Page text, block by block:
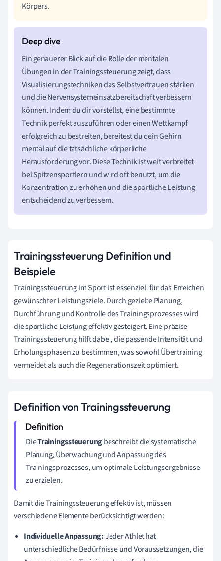
Körpers.
Ein genauerer Blick auf die Rolle der mentalen
Übungen in der Trainingssteuerung zeigt, dass
Visualisierungstechniken das Selbstvertrauen stärken
und die Nervensystemeinsatzbereitschaft verbessern
können. Indem du dir vorstellst, eine bestimmte
Technik perfekt auszuführen oder einen Wettkampf
erfolgreich zu bestreiten, bereitest du dein Gehirn
mental auf die tatsächliche körperliche
Herausforderung vor. Diese Technik ist weit verbreitet
bei Spitzensportlern und wird oft benutzt, um die
Konzentration zu erhöhen und die sportliche Leistung
entscheidend zu verbessern.
Trainingssteuerung Definition und
Beispiele
Trainingssteuerung im Sport ist essenziell für das Erreichen
gewünschter Leistungsziele. Durch gezielte Planung,
Durchführung und Kontrolle des Trainingsprozesses wird
die sportliche Leistung effektiv gesteigert. Eine präzise
Trainingssteuerung hilft dabei, die passende Intensität und
Erholungsphasen zu bestimmen, was sowohl Übertraining
vermeidet als auch die Regenerationszeit optimiert.
Definition von Trainingssteuerung
DieTrainingssteuerungbeschreibt die systematische
Planung, Überwachung und Anpassung des
Trainingsprozesses, um optimale Leistungsergebnisse
zu erzielen.
Damit die Trainingssteuerung effektiv ist, müssen
verschiedene Elemente berücksichtigt werden:
Individuelle Anpassung:Jeder Athlet hat
unterschiedliche Bedürfnisse und Voraussetzungen, die